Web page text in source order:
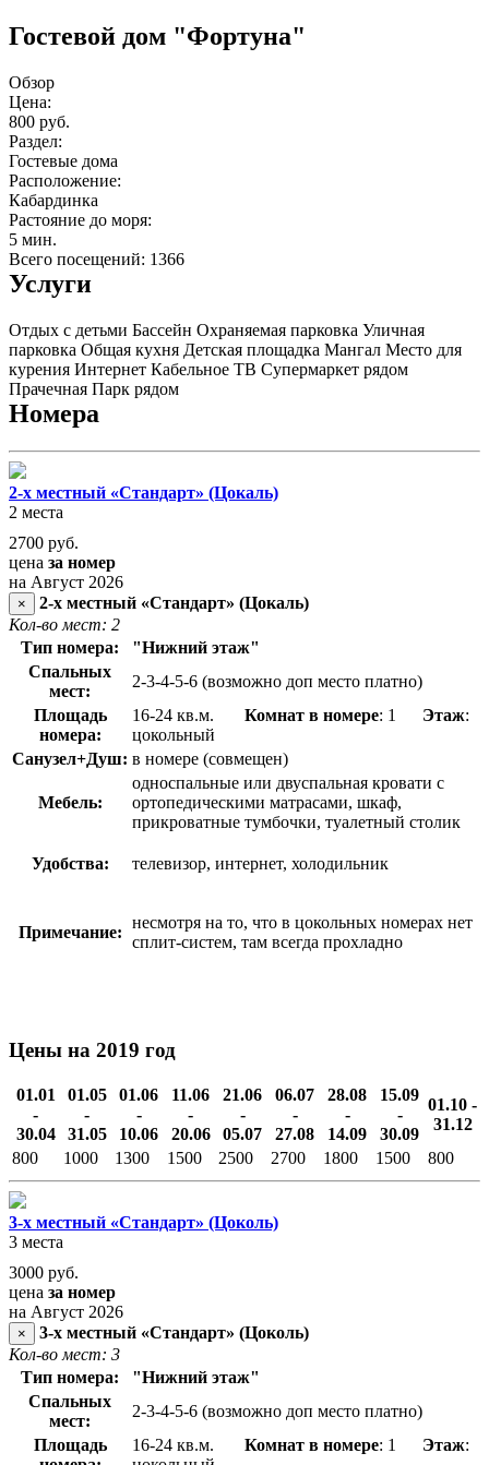
Гостевой дом "Фортуна"
Обзор
Цена:
800 руб.
Раздел:
Гостевые дома
Расположение:
Кабардинка
Растояние до моря:
5 мин.
Всего посещений: 1366
Услуги
Отдых с детьми Бассейн Охраняемая парковка Уличная
парковка Общая кухня Детская площадка Мангал Место для
курения Интернет Кабельное ТВ Супермаркет рядом
Прачечная Парк рядом
Номера
2-х местный «Стандарт» (Цокаль)
2 места
2700 руб.
цена за номер
на Август 2026
×
2-х местный «Стандарт» (Цокаль)
Кол-во мест: 2
Тип номера:
"Нижний этаж"
Спальных
мест:
2-3-4-5-6 (возможно доп место платно)
Площадь
номера:
16-24 кв.м. Комнат в номере: 1 Этаж:
цокольный
Санузел+Душ: в номере (совмещен)
Мебель:
односпальные или двуспальная кровати с
ортопедическими матрасами, шкаф,
прикроватные тумбочки, туалетный столик
Удобства: телевизор, интернет, холодильник
Примечание:
несмотря на то, что в цокольных номерах нет
сплит-систем, там всегда прохладно
Цены на 2019 год
01.01
-
30.04
01.05
-
31.05
01.06
-
10.06
11.06
-
20.06
21.06
-
05.07
06.07
-
27.08
28.08
-
14.09
15.09
-
30.09
01.10 -
31.12
800
1000 1300 1500 2500 2700 1800 1500 800
3-х местный «Стандарт» (Цоколь)
3 места
3000 руб.
цена за номер
на Август 2026
×
3-х местный «Стандарт» (Цоколь)
Кол-во мест: 3
Тип номера:
"Нижний этаж"
Спальных
мест:
2-3-4-5-6 (возможно доп место платно)
Площадь
16-24 кв.м. Комнат в номере: 1 Этаж: